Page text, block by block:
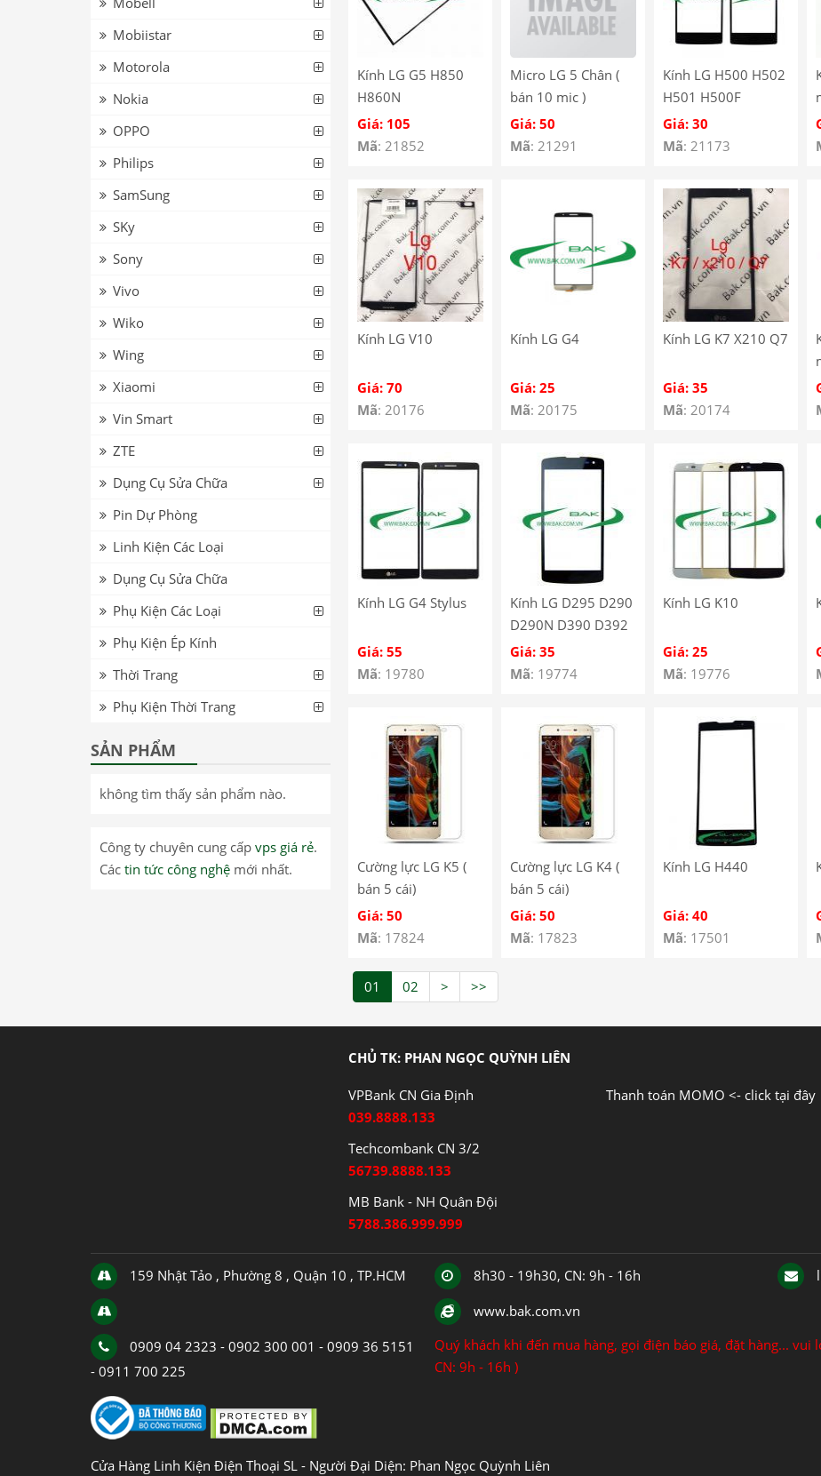
Kính LG G5 H850
H860N
Giá: 105
Mã: 21852
Micro LG 5 Chân (
bán 10 mic )
Giá: 50
Mã: 21291
Kính LG H500 H502
H501 H500F
Giá: 30
Mã: 21173
Kính LG V10
Giá: 70
Mã: 20176
Kính LG G4
Giá: 25
Mã: 20175
Kính LG K7 X210 Q7
Giá: 35
Mã: 20174
Kính LG G4 Stylus
Giá: 55
Mã: 19780
Kính LG D295 D290
D290N D390 D392
MS395 F60
Giá: 35
Mã: 19774
Kính LG K10
Giá: 25
Mã: 19776
Cường lực LG K5 (
bán 5 cái)
Giá: 50
Mã: 17824
Cường lực LG K4 (
bán 5 cái)
Giá: 50
Mã: 17823
Kính LG H440
Giá: 40
Mã: 17501
01 02 > >>
Mobiistar
Motorola
Nokia
OPPO
Philips
SamSung
SKy
Sony
Vivo
Wiko
Wing
Xiaomi
Vin Smart
ZTE
Dụng Cụ Sửa Chữa
Pin Dự Phòng
Linh Kiện Các Loại
Dụng Cụ Sửa Chữa
Phụ Kiện Các Loại
Phụ Kiện Ép Kính
Thời Trang
Phụ Kiện Thời Trang
SẢN PHẨM
không tìm thấy sản phẩm nào.
Công ty chuyên cung cấp vps giá rẻ.
Các tin tức công nghệ mới nhất.
CHỦ TK: PHAN NGỌC QUỲNH LIÊN
VPBank CN Gia Định
039.8888.133
Techcombank CN 3/2
56739.8888.133
MB Bank - NH Quân Đội
5788.386.999.999
Thanh toán MOMO <- click tại đây
159 Nhật Tảo , Phường 8 , Quận 10 , TP.HCM
0909 04 2323 - 0902 300 001 - 0909 36 5151
- 0911 700 225
8h30 - 19h30, CN: 9h - 16h
www.bak.com.vn
Quý khách khi đến mua hàng, gọi điện báo giá, đặt hàng...
CN: 9h - 16h )
Cửa Hàng Linh Kiện Điện Thoại SL - Người Đại Diện: Phan Ngọc Quỳnh Liên